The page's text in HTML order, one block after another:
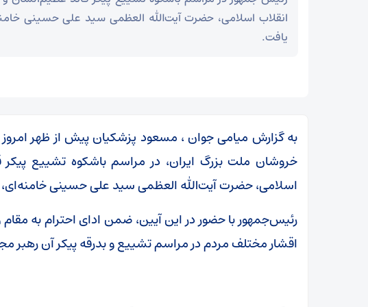
انقلاب اسلامی، حضرت آیت‌الله العظمی سید علی حسینی
یافت.
خروشان ملت بزرگ ایران، در مراسم باشکوه تشییع
اسلامی، حضرت آیت‌الله العظمی سید علی حسینی
رئیس‌جمهور با حضور در این آیین، ضمن ادای احترام به مقام
اقشار مختلف مردم در مراسم تشییع و بدرقه پیکر آن رهبر